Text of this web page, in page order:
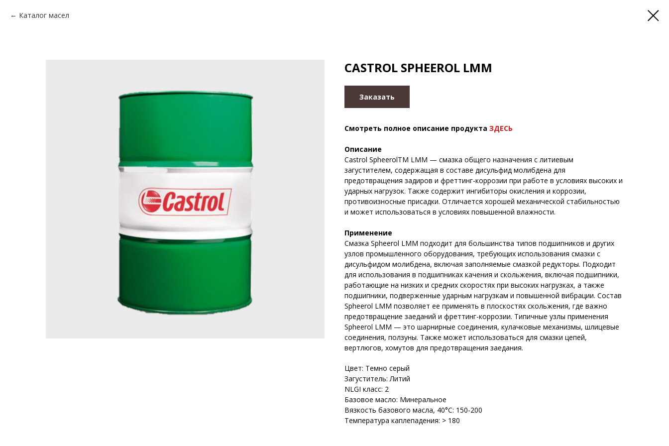
Каталог масел
CASTROL SPHEEROL LMM
Заказать
Смотреть полное описание продукта ЗДЕСЬ
Описание
Castrol SpheerolTM LMM — смазка общего назначения с литиевым
загустителем, содержащая в составе дисульфид молибдена для
предотвращения задиров и фреттинг-коррозии при работе в условиях высоких и
ударных нагрузок. Также содержит ингибиторы окисления и коррозии,
противоизносные присадки. Отличается хорошей механической стабильностью
и может использоваться в условиях повышенной влажности.
Применение
Смазка Spheerol LMM подходит для большинства типов подшипников и других
узлов промышленного оборудования, требующих использования смазки с
дисульфидом молибдена, включая заполняемые смазкой редукторы. Подходит
для использования в подшипниках качения и скольжения, включая подшипники,
работающие на низких и средних скоростях при высоких нагрузках, а также
подшипники, подверженные ударным нагрузкам и повышенной вибрации. Состав
Spheerol LMM позволяет ее применять в плоскостях скольжения, где важно
предотвращение заеданий и фреттинг-коррозии. Типичные узлы применения
Spheerol LMM — это шарнирные соединения, кулачковые механизмы, шлицевые
соединения, ползуны. Также может использоваться для смазки цепей,
вертлюгов, хомутов для предотвращения заедания.
Цвет: Темно серый
Загуститель: Литий
NLGI класс: 2
Базовое масло: Минеральное
Вязкость базового масла, 40°С: 150-200
Температура каплепадения: > 180